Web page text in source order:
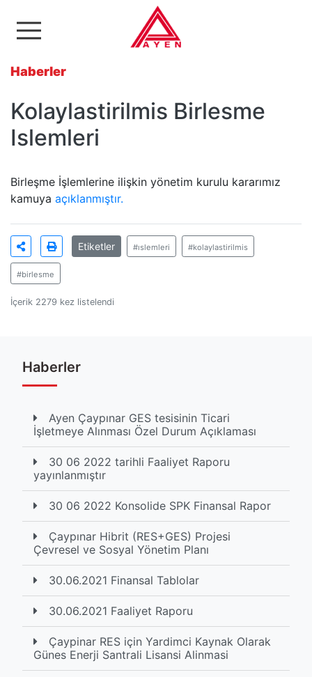
Ayen Enerji A.Ş
Haberler
Kolaylastirilmis Birlesme
Islemleri
Birleşme İşlemlerine ilişkin yönetim kurulu kararımız
kamuya açıklanmıştır.
Etiketler #ıslemleri #kolaylastirilmis
#birlesme
İçerik 2279 kez listelendi
Haberler
Ayen Çaypınar GES tesisinin Ticari
İşletmeye Alınması Özel Durum Açıklaması
30 06 2022 tarihli Faaliyet Raporu
yayınlanmıştır
30 06 2022 Konsolide SPK Finansal Rapor
Çaypınar Hibrit (RES+GES) Projesi
Çevresel ve Sosyal Yönetim Planı
30.06.2021 Finansal Tablolar
30.06.2021 Faaliyet Raporu
Çaypinar RES için Yardimci Kaynak Olarak
Günes Enerji Santrali Lisansi Alinmasi